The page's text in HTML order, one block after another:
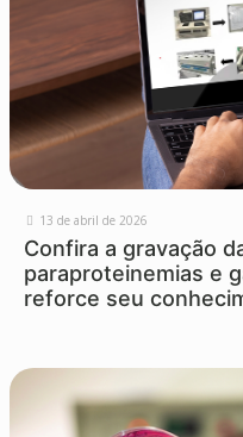
13 de abril de 2026
Confira a gravação
paraproteinemias e
reforce seu